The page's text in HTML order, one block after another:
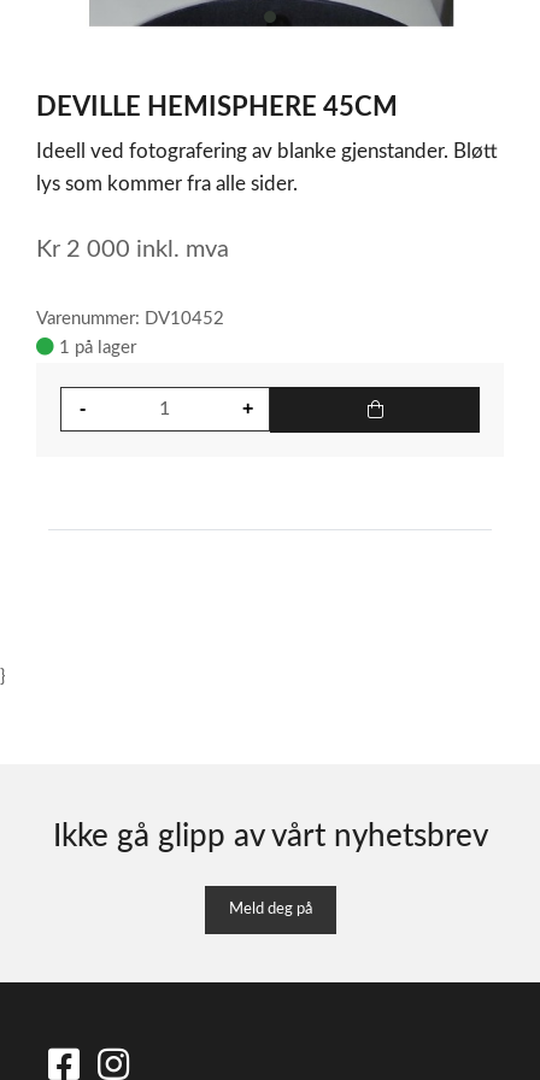
item
of
DEVILLE HEMISPHERE 45CM
Ideell ved fotografering av blanke gjenstander. Bløtt
lys som kommer fra alle sider.
Kr 2 000 inkl. mva
Varenummer: DV10452
1 på lager
}
Ikke gå glipp av vårt nyhetsbrev
Meld deg på